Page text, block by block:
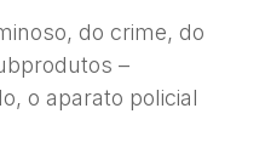
do crime, do
–
o aparato policial